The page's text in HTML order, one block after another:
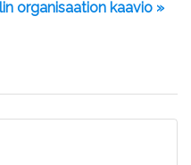
organisaation kaavio »